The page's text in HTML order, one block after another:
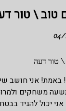
טוב \ טור
אני חושב
משחקים
במאזן שלילי של 5-4 אני יכול